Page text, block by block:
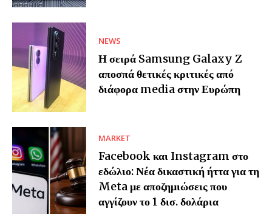
NEWS
Η σειρά Samsung Galaxy Z
αποσπά θετικές κριτικές από
διάφορα media στην Ευρώπη
MARKET
Facebook και Instagram στο
εδώλιο: Νέα δικαστική ήττα για τη
Meta με αποζημιώσεις που
αγγίζουν το 1 δισ. δολάρια